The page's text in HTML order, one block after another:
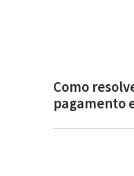
Como
pagamento